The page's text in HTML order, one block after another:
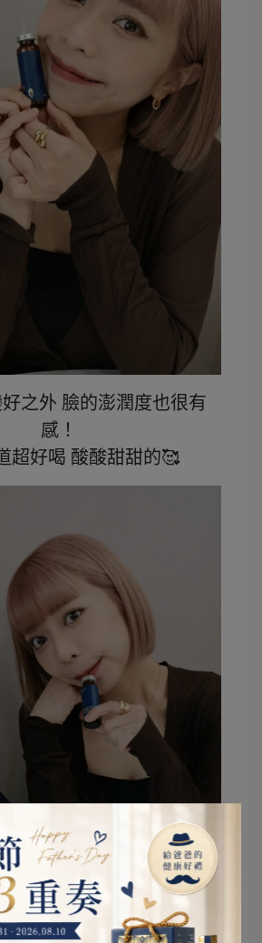
之外 臉的澎潤度也很有
感！
超好喝 酸酸甜甜的🥰